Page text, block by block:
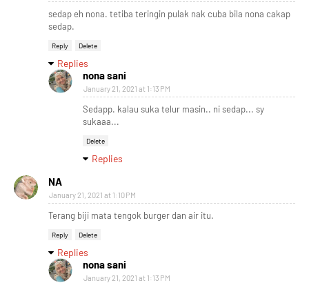
sedap eh nona. tetiba teringin pulak nak cuba bila nona cakap
sedap.
Reply Delete
Replies
nona sani
January 21, 2021 at 1:13 PM
Sedapp. kalau suka telur masin.. ni sedap... sy
sukaaa...
Delete
Replies
NA
January 21, 2021 at 1:10 PM
Terang biji mata tengok burger dan air itu.
Reply Delete
Replies
nona sani
January 21, 2021 at 1:13 PM